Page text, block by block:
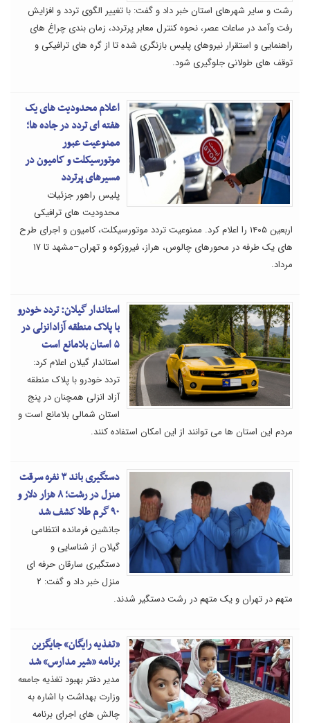
رشت و سایر شهرهای استان خبر داد و گفت: با تغییر الگوی تردد و افزایش
رفت وآمد در ساعات عصر، نحوه کنترل معابر پرتردد، زمان بندی چراغ های
راهنمایی و استقرار نیروهای پلیس بازنگری شده تا از گره های ترافیکی و
توقف های طولانی جلوگیری شود.
اعلام محدودیت های یک
هفته ای تردد در جاده ها؛
ممنوعیت عبور
موتورسیکلت و کامیون در
مسیرهای پرتردد
پلیس راهور جزئیات
محدودیت های ترافیکی
اربعین ۱۴۰۵ را اعلام کرد. ممنوعیت تردد موتورسیکلت، کامیون و اجرای طرح
های یک طرفه در محورهای چالوس، هراز، فیروزکوه و تهران–مشهد تا ۱۷
مرداد.
استاندار گیلان: تردد خودرو
با پلاک منطقه آزادانزلی در
۵ استان بلامانع است
استاندار گیلان اعلام کرد:
تردد خودرو با پلاک منطقه
آزاد انزلی همچنان در پنج
استان شمالی بلامانع است و
مردم این استان ها می توانند از این امکان استفاده کنند.
دستگیری باند ۳ نفره سرقت
منزل در رشت؛ ۸ هزار دلار و
۹۰ گرم طلا کشف شد
جانشین فرمانده انتظامی
گیلان از شناسایی و
دستگیری سارقان حرفه ای
منزل خبر داد و گفت: ۲
متهم در تهران و یک متهم در رشت دستگیر شدند.
«تغذیه رایگان» جایگزین
برنامه «شیر مدارس» شد
مدیر دفتر بهبود تغذیه جامعه
وزارت بهداشت با اشاره به
چالش های اجرای برنامه